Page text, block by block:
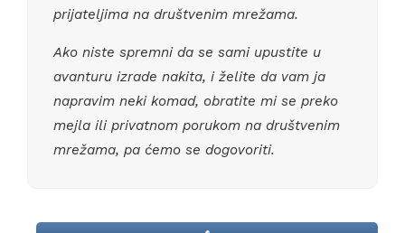
prijateljima na društvenim mrežama.
Ako niste spremni da se sami upustite u
avanturu izrade nakita, i želite da vam ja
napravim neki komad, obratite mi se preko
mejla ili privatnom porukom na društvenim
mrežama, pa ćemo se dogovoriti.